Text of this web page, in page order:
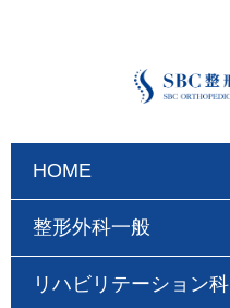
HOME
整形外科一般
リハビリテーション科